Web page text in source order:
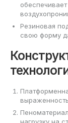
Резиновая
свою форму